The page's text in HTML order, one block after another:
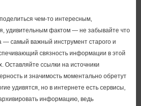
чем-то интересным,
удивительным фактом — не забывайте что
— самый важный инструмент старого и
связность информации в этой
Оставляйте ссылки на источники
и значимость моментально обретут
удивятся, но в интернете есть сервисы,
информацию, ведь